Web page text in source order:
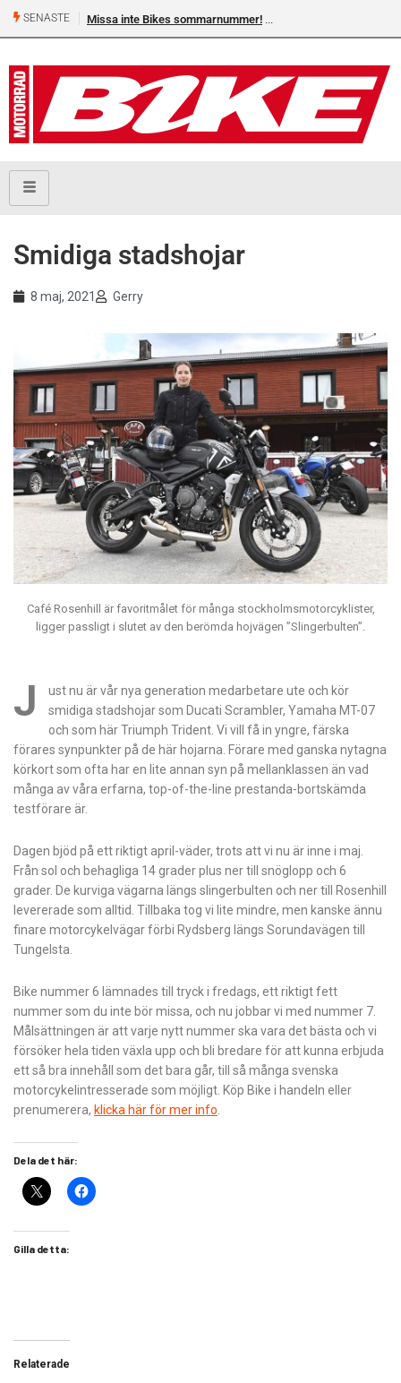
SENASTE Missa inte Bikes sommarnummer!
Smidiga stadshojar
8 maj, 2021 Gerry
Café Rosenhill är favoritmålet för många stockholmsmotorcyklister,
ligger passligt i slutet av den berömda hojvägen ”Slingerbulten”.
J
ust nu är vår nya generation medarbetare ute och kör
smidiga stadshojar som Ducati Scrambler, Yamaha MT-07
och som här Triumph Trident. Vi vill få in yngre, färska
förares synpunkter på de här hojarna. Förare med ganska nytagna
körkort som ofta har en lite annan syn på mellanklassen än vad
många av våra erfarna, top-of-the-line prestanda-bortskämda
testförare är.
Dagen bjöd på ett riktigt april-väder, trots att vi nu är inne i maj.
Från sol och behagliga 14 grader plus ner till snöglopp och 6
grader. De kurviga vägarna längs slingerbulten och ner till Rosenhill
levererade som alltid. Tillbaka tog vi lite mindre, men kanske ännu
finare motorcykelvägar förbi Rydsberg längs Sorundavägen till
Tungelsta.
Bike nummer 6 lämnades till tryck i fredags, ett riktigt fett
nummer som du inte bör missa, och nu jobbar vi med nummer 7.
Målsättningen är att varje nytt nummer ska vara det bästa och vi
försöker hela tiden växla upp och bli bredare för att kunna erbjuda
ett så bra innehåll som det bara går, till så många svenska
motorcykelintresserade som möjligt. Köp Bike i handeln eller
prenumerera, klicka här för mer info.
Dela det här:
Gilla detta:
Relaterade